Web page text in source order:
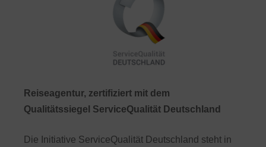
Reiseagentur, zertifiziert mit dem
Qualitätssiegel ServiceQualität Deutschland
Die Initiative ServiceQualität Deutschland steht in